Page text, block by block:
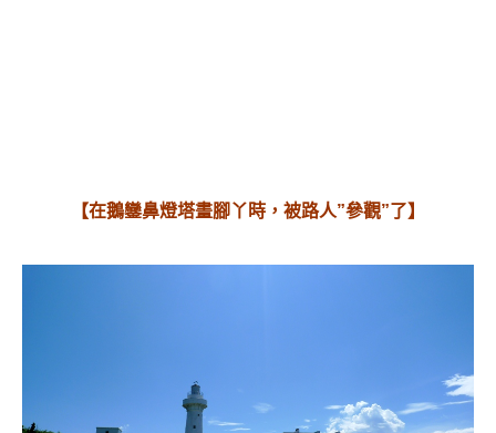
【在鵝鑾鼻燈塔畫腳丫時，被路人”參觀”了】